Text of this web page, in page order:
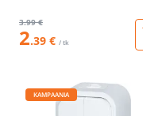
3.99 €
2.39 € / tk
KAMPAANIA